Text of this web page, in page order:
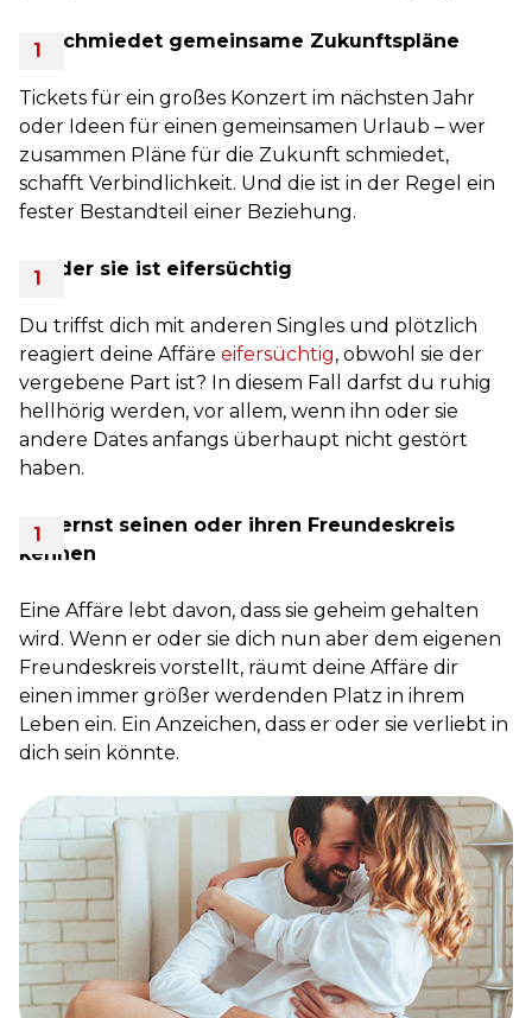
Ihr schmiedet gemeinsame Zukunftspläne
Tickets für ein großes Konzert im nächsten Jahr
oder Ideen für einen gemeinsamen Urlaub – wer
zusammen Pläne für die Zukunft schmiedet,
schafft Verbindlichkeit. Und die ist in der Regel ein
fester Bestandteil einer Beziehung.
Er oder sie ist eifersüchtig
Du triffst dich mit anderen Singles und plötzlich
reagiert deine Affäre eifersüchtig, obwohl sie der
vergebene Part ist? In diesem Fall darfst du ruhig
hellhörig werden, vor allem, wenn ihn oder sie
andere Dates anfangs überhaupt nicht gestört
haben.
Du lernst seinen oder ihren Freundeskreis
kennen
Eine Affäre lebt davon, dass sie geheim gehalten
wird. Wenn er oder sie dich nun aber dem eigenen
Freundeskreis vorstellt, räumt deine Affäre dir
einen immer größer werdenden Platz in ihrem
Leben ein. Ein Anzeichen, dass er oder sie verliebt in
dich sein könnte.